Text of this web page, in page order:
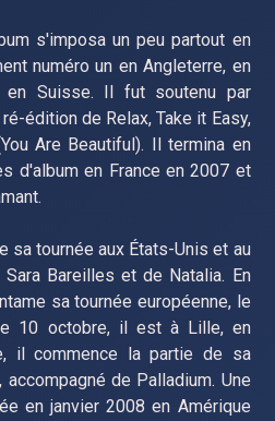
s'imposa un peu partout en
numéro un en Angleterre, en
en Suisse. Il fut soutenu par
édition de Relax, Take it Easy,
Are Beautiful). Il termina en
d'album en France en 2007 et
sa tournée aux États-Unis et au
Sara Bareilles et de Natalia. En
sa tournée européenne, le
10 octobre, il est à Lille, en
il commence la partie de sa
accompagné de Palladium. Une
en janvier 2008 en Amérique